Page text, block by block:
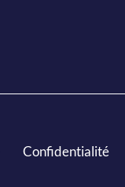
Confidentialité